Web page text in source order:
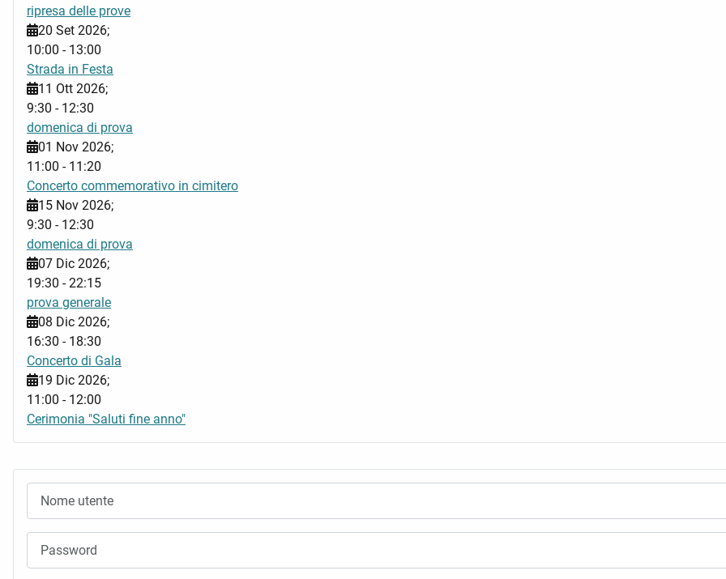
ripresa delle prove
20 Set 2026;
10:00 - 13:00
Strada in Festa
11 Ott 2026;
9:30 - 12:30
domenica di prova
01 Nov 2026;
11:00 - 11:20
Concerto commemorativo in cimitero
15 Nov 2026;
9:30 - 12:30
domenica di prova
07 Dic 2026;
19:30 -22:15
prova generale
08 Dic 2026;
16:30 - 18:30
Concerto di Gala
19 Dic 2026;
11:00 - 12:00
Cerimonia "Saluti fine anno"